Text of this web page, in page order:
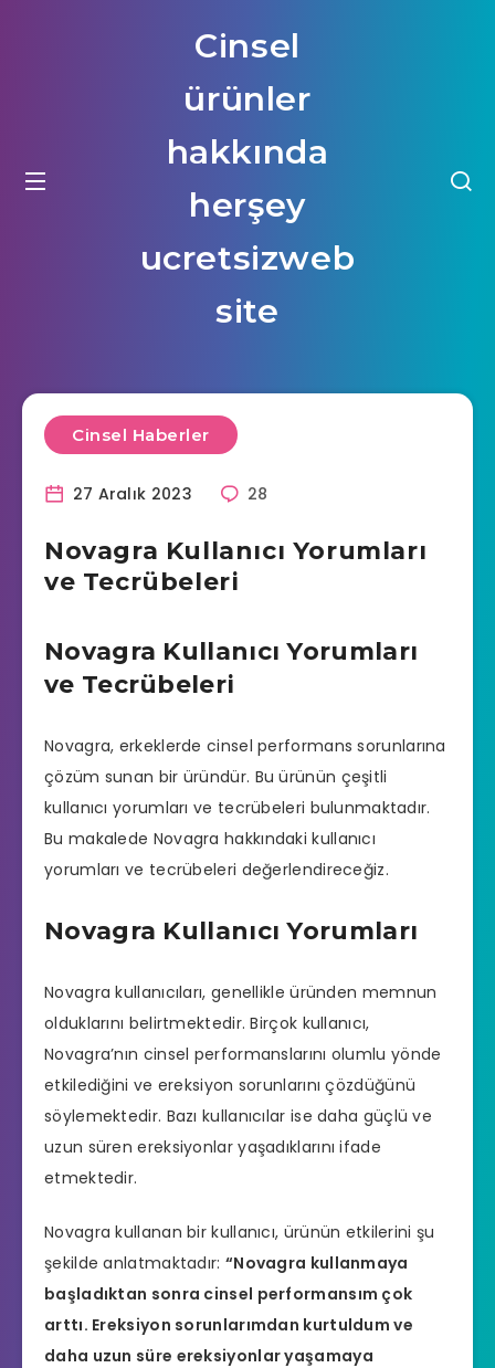
Cinsel
ürünler
hakkında
herşey
ucretsizweb
site
Cinsel Haberler
27 Aralık 2023 28
Novagra Kullanıcı Yorumları
ve Tecrübeleri
Novagra Kullanıcı Yorumları
ve Tecrübeleri
Novagra, erkeklerdecinsel performans sorunlarına
çözüm sunan bir üründür. Bu ürünün çeşitli
kullanıcı yorumları ve tecrübeleri bulunmaktadır.
Bu makalede Novagra hakkındaki kullanıcı
yorumları ve tecrübeleri değerlendireceğiz.
Novagra Kullanıcı Yorumları
Novagra kullanıcıları, genellikle üründen memnun
olduklarını belirtmektedir. Birçok kullanıcı,
Novagra’nın cinsel performanslarını olumlu yönde
etkilediğini ve ereksiyon sorunlarını çözdüğünü
söylemektedir. Bazı kullanıcılar ise daha güçlü ve
uzun süren ereksiyonlar yaşadıklarını ifade
etmektedir.
Novagra kullanan bir kullanıcı, ürünün etkilerini şu
şekilde anlatmaktadır: “Novagra kullanmaya
başladıktan sonra cinsel performansım çok
arttı. Ereksiyon sorunlarımdan kurtuldum ve
daha uzun süre ereksiyonlar yaşamaya